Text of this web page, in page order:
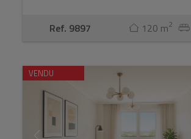
Ref. 9897 120 m2
VENDU